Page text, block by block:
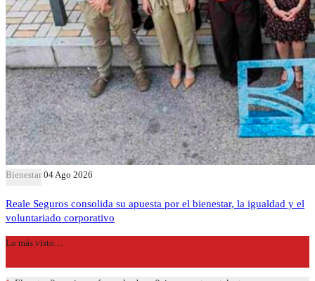
Bienestar 04 Ago 2026
Reale Seguros consolida su apuesta por el bienestar, la igualdad y el
voluntariado corporativo
Lo más visto…